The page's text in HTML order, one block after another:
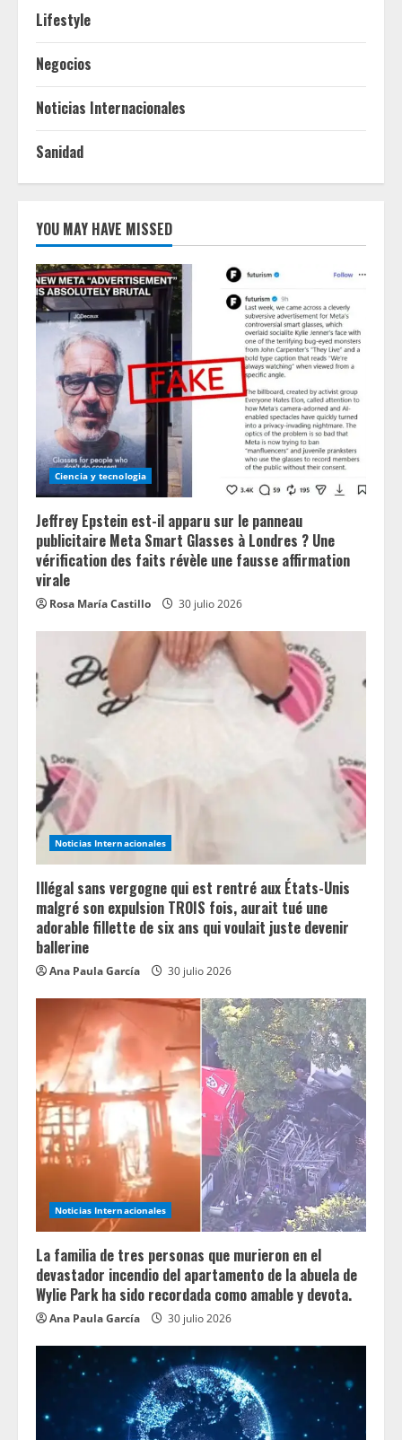
Lifestyle
Negocios
Noticias Internacionales
Sanidad
YOU MAY HAVE MISSED
Ciencia y tecnologia
Jeffrey Epstein est-il apparu sur le panneau
publicitaire Meta Smart Glasses à Londres ? Une
vérification des faits révèle une fausse affirmation
virale
Rosa María Castillo 30 julio 2026
Noticias Internacionales
Illégal sans vergogne qui est rentré aux États-Unis
malgré son expulsion TROIS fois, aurait tué une
adorable fillette de six ans qui voulait juste devenir
ballerine
Ana Paula García 30 julio 2026
Noticias Internacionales
La familia de tres personas que murieron en el
devastador incendio del apartamento de la abuela de
Wylie Park ha sido recordada como amable y devota.
Ana Paula García 30 julio 2026